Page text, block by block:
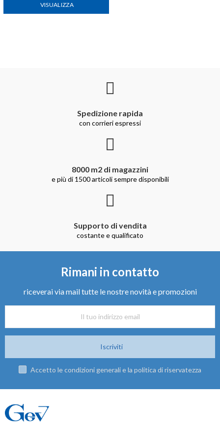
VISUALIZZA
Spedizione rapida
con corrieri espressi
8000 m2 di magazzini
e più di 1500 articoli sempre disponibili
Supporto di vendita
costante e qualificato
Rimani in contatto
riceverai via mail tutte le nostre novità e promozioni
Iscriviti
Accetto le condizioni generali e la politica di riservatezza